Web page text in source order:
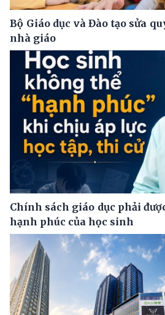
Bộ Giáo dục và Đào tạo sửa
nhà giáo
Chính sách giáo dục phải
hạnh phúc của học sinh